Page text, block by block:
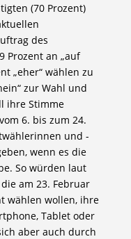
(70 Prozent)
des
Prozent an „auf
„eher“ wählen zu
zur Wahl und
ihre Stimme
6. bis zum 24.
und -
wenn es die
So würden laut
am 23. Februar
wählen wollen, ihre
Tablet oder
aber auch durch